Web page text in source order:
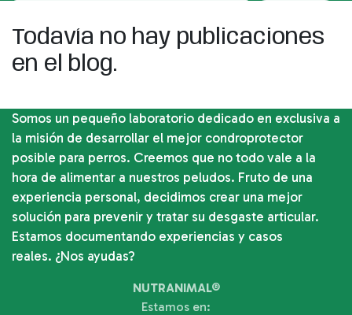
Todavía no hay publicaciones
en el blog.
Somos un pequeño laboratorio dedicado en exclusiva a
la misión de desarrollar el mejor condroprotector
posible para perros. Creemos que no todo vale a la
hora de alimentar a nuestros peludos. Fruto de una
experiencia personal, decidimos crear una mejor
solución para prevenir y tratar su desgaste articular.
Estamos documentando experiencias y casos
reales. ¿Nos ayudas?
NUTRANIMAL®
Estamos en: